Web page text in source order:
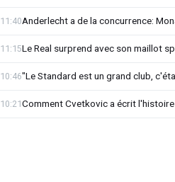
Anderlecht a de la concurrence:
11:40
Le Real surprend avec son maillot
11:15
"Le Standard est un grand club,
10:46
Comment Cvetkovic a écrit
10:21